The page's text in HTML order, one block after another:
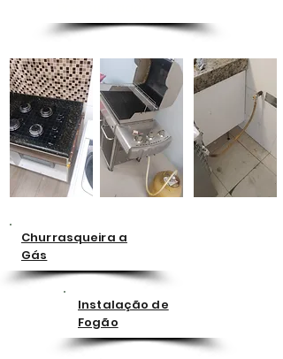
Churrasqueira a
Gás
Instalação de
Fogão